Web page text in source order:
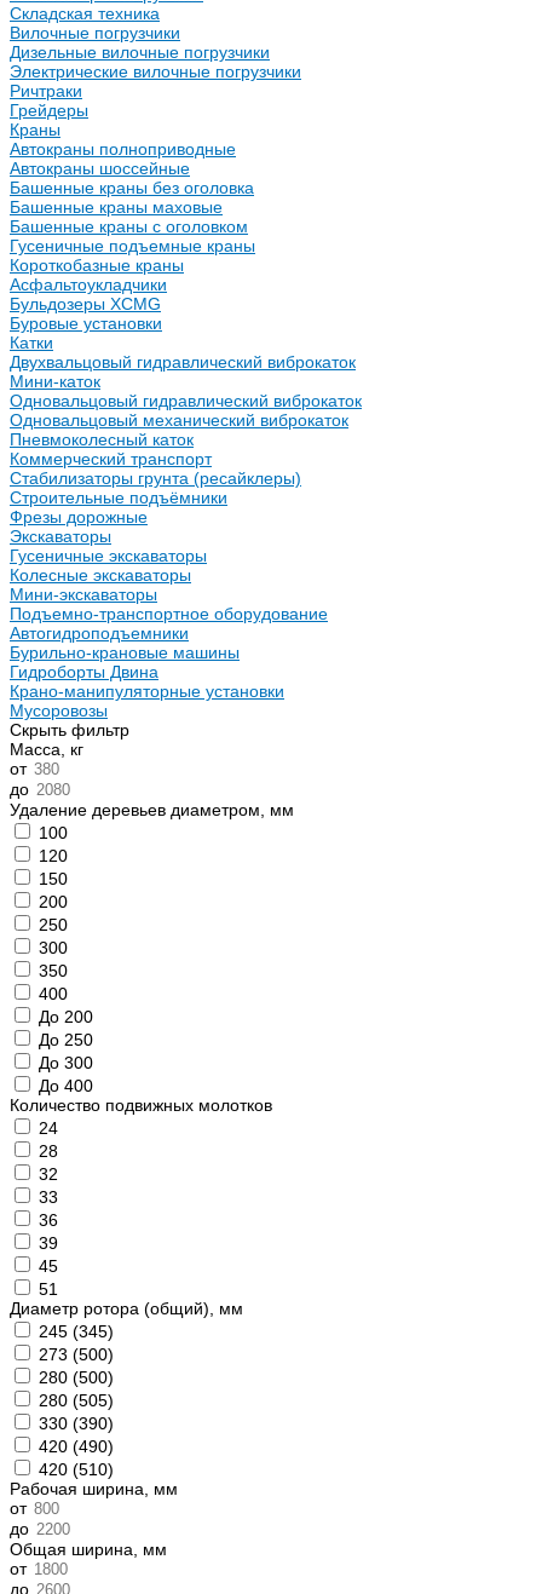
Складская техника
Вилочные погрузчики
Дизельные вилочные погрузчики
Электрические вилочные погрузчики
Ричтраки
Грейдеры
Краны
Автокраны полноприводные
Автокраны шоссейные
Башенные краны без оголовка
Башенные краны маховые
Башенные краны с оголовком
Гусеничные подъемные краны
Короткобазные краны
Асфальтоукладчики
Бульдозеры XCMG
Буровые установки
Катки
Двухвальцовый гидравлический виброкаток
Мини-каток
Одновальцовый гидравлический виброкаток
Одновальцовый механический виброкаток
Пневмоколесный каток
Коммерческий транспорт
Стабилизаторы грунта (ресайклеры)
Строительные подъёмники
Фрезы дорожные
Экскаваторы
Гусеничные экскаваторы
Колесные экскаваторы
Мини-экскаваторы
Подъемно-транспортное оборудование
Автогидроподъемники
Бурильно-крановые машины
Гидроборты Двина
Крано-манипуляторные установки
Мусоровозы
Скрыть фильтр
Масса, кг
от
до
Удаление деревьев диаметром, мм
100
120
150
200
250
300
350
400
До 200
До 250
До 300
До 400
Количество подвижных молотков
24
28
32
33
36
39
45
51
Диаметр ротора (общий), мм
245 (345)
273 (500)
280 (500)
280 (505)
330 (390)
420 (490)
420 (510)
Рабочая ширина, мм
от
до
Общая ширина, мм
от
до